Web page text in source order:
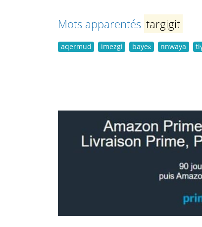
Mots apparentés targigit
aqermud imezgi bayeɛ nnwaya